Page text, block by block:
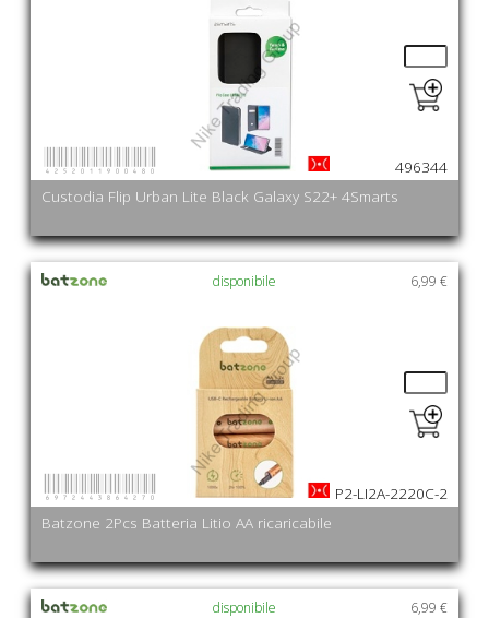
Custodia Flip Urban Lite Black Galaxy S22+ 4Smarts
496344
6,99 €
Batzone 2Pcs Batteria Litio AA ricaricabile
disponibile
P2-LI2A-2220C-2
6,99 €
disponibile